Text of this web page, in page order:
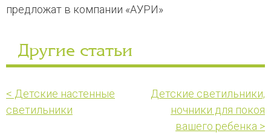
предложат в компании «АУРИ»
Другие статьи
< Детские настенные
светильники
Детские светильники,
ночники для покоя
вашего ребенка >